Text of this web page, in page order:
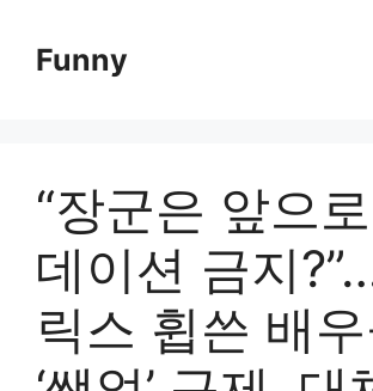
contentFunny
“장군은 앞으
데이션 금지
릭스 휩쓴 배